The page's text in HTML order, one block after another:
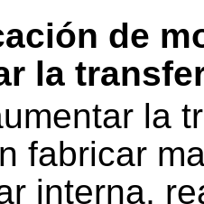
de
la
la
fabricar
interna,